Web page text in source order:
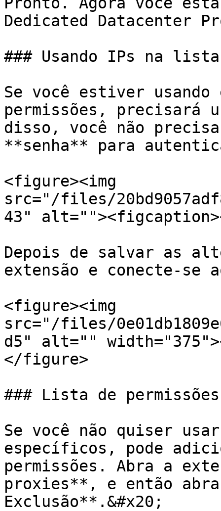
Dedicated Datacenter
### Usando IPs na
Se você estiver
permissões, precisará
disso, você não
**senha** para
<figure><img
src="/files/
43"
Depois de salvar as
extensão e conecte-se
<figure><img
src="/files/
d5" alt=""
</figure>
### Lista de permissões
Se você não quiser
específicos, pode
permissões. Abra a
proxies**, e então
Exclusão**.&#x20;